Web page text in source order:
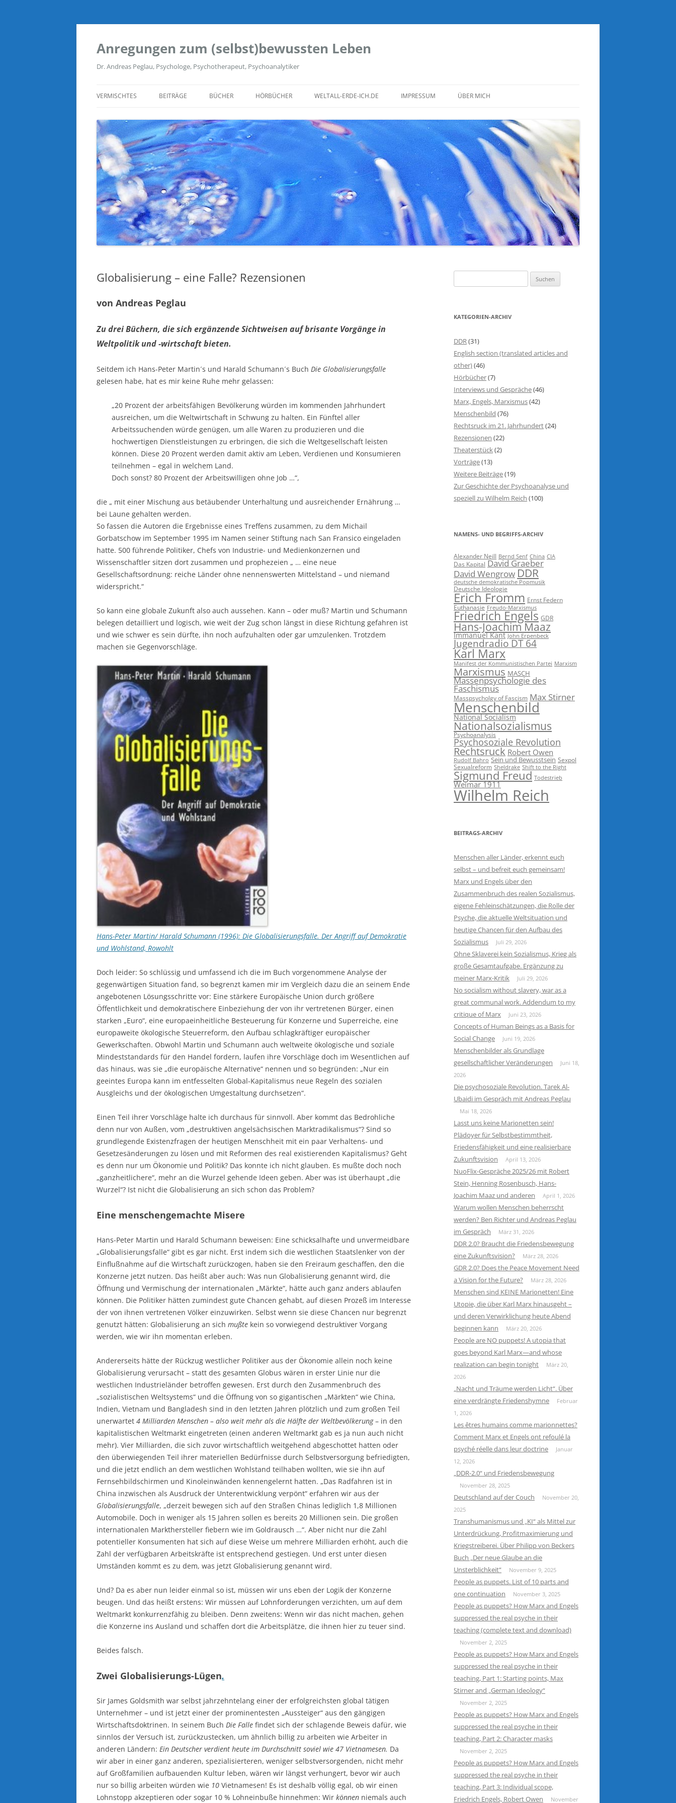
Zum
springen
Anregungen zum (selbst)bewussten Leben
Dr. Andreas Peglau, Psychologe, Psychotherapeut, Psychoanalytiker
VERMISCHTES BEITRÄGE BÜCHER HÖRBÜCHER WELTALL-ERDE-ICH.DE IMPRESSUM ÜBER MICH
Globalisierung – eine Falle? Rezensionen
von Andreas Peglau
Zu drei Büchern, die sich ergänzende Sichtweisen auf brisante Vorgänge in
Weltpolitik und -wirtschaft bieten.
Seitdem ich Hans-Peter Martin´s und Harald Schumann´s Buch Die Globalisierungsfalle
gelesen habe, hat es mir keine Ruhe mehr gelassen:
„20 Prozent der arbeitsfähigen Bevölkerung würden im kommenden Jahrhundert
ausreichen, um die Weltwirtschaft in Schwung zu halten. Ein Fünftel aller
Arbeitssuchenden würde genügen, um alle Waren zu produzieren und die
hochwertigen Dienstleistungen zu erbringen, die sich die Weltgesellschaft leisten
können. Diese 20 Prozent werden damit aktiv am Leben, Verdienen und Konsumieren
teilnehmen – egal in welchem Land.
Doch sonst? 80 Prozent der Arbeitswilligen ohne Job …“,
die „ mit einer Mischung aus betäubender Unterhaltung und ausreichender Ernährung …
bei Laune gehalten werden.
So fassen die Autoren die Ergebnisse eines Treffens zusammen, zu dem Michail
Gorbatschow im September 1995 im Namen seiner Stiftung nach San Fransico eingeladen
hatte. 500 führende Politiker, Chefs von Industrie- und Medienkonzernen und
Wissenschaftler sitzen dort zusammen und prophezeien „ … eine neue
Gesellschaftsordnung: reiche Länder ohne nennenswerten Mittelstand – und niemand
widerspricht.“
So kann eine globale Zukunft also auch aussehen. Kann – oder muß? Martin und Schumann
belegen detailliert und logisch, wie weit der Zug schon längst in diese Richtung gefahren ist
und wie schwer es sein dürfte, ihn noch aufzuhalten oder gar umzulenken. Trotzdem
machen sie Gegenvorschläge.
Hans-Peter Martin/ Harald Schumann (1996): Die Globalisierungsfalle. Der Angriff auf Demokratie
und Wohlstand, Rowohlt
Doch leider: So schlüssig und umfassend ich die im Buch vorgenommene Analyse der
gegenwärtigen Situation fand, so begrenzt kamen mir im Vergleich dazu die an seinem Ende
angebotenen Lösungsschritte vor: Eine stärkere Europäische Union durch größere
Öffentlichkeit und demokratischere Einbeziehung der von ihr vertretenen Bürger, einen
starken „Euro“, eine europaeinheitliche Besteuerung für Konzerne und Superreiche, eine
europaweite ökologische Steuerreform, den Aufbau schlagkräftiger europäischer
Gewerkschaften. Obwohl Martin und Schumann auch weltweite ökologische und soziale
Mindeststandards für den Handel fordern, laufen ihre Vorschläge doch im Wesentlichen auf
das hinaus, was sie „die europäische Alternative“ nennen und so begründen: „Nur ein
geeintes Europa kann im entfesselten Global-Kapitalismus neue Regeln des sozialen
Ausgleichs und der ökologischen Umgestaltung durchsetzen“.
Einen Teil ihrer Vorschläge halte ich durchaus für sinnvoll. Aber kommt das Bedrohliche
denn nur von Außen, vom „destruktiven angelsächsischen Marktradikalismus“? Sind so
grundlegende Existenzfragen der heutigen Menschheit mit ein paar Verhaltens- und
Gesetzesänderungen zu lösen und mit Reformen des real existierenden Kapitalismus? Geht
es denn nur um Ökonomie und Politik? Das konnte ich nicht glauben. Es mußte doch noch
„ganzheitlichere“, mehr an die Wurzel gehende Ideen geben. Aber was ist überhaupt „die
Wurzel“? Ist nicht die Globalisierung an sich schon das Problem?
Eine menschengemachte Misere
Hans-Peter Martin und Harald Schumann beweisen: Eine schicksalhafte und unvermeidbare
„Globalisierungsfalle“ gibt es gar nicht. Erst indem sich die westlichen Staatslenker von der
Einflußnahme auf die Wirtschaft zurückzogen, haben sie den Freiraum geschaffen, den die
Konzerne jetzt nutzen. Das heißt aber auch: Was nun Globalisierung genannt wird, die
Öffnung und Vermischung der internationalen „Märkte“, hätte auch ganz anders ablaufen
können. Die Politiker hätten zumindest gute Chancen gehabt, auf diesen Prozeß im Interesse
der von ihnen vertretenen Völker einzuwirken. Selbst wenn sie diese Chancen nur begrenzt
genutzt hätten: Globalisierung an sich mußte kein so vorwiegend destruktiver Vorgang
werden, wie wir ihn momentan erleben.
Andererseits hätte der Rückzug westlicher Politiker aus der Ökonomie allein noch keine
Globalisierung verursacht – statt des gesamten Globus wären in erster Linie nur die
westlichen Industrieländer betroffen gewesen. Erst durch den Zusammenbruch des
„sozialistischen Weltsystems“ und die Öffnung von so gigantischen „Märkten“ wie China,
Indien, Vietnam und Bangladesh sind in den letzten Jahren plötzlich und zum großen Teil
unerwartet 4 Milliarden Menschen – also weit mehr als die Hälfte der Weltbevölkerung– in den
kapitalistischen Weltmarkt eingetreten (einen anderen Weltmarkt gab es ja nun auch nicht
mehr). Vier Milliarden, die sich zuvor wirtschaftlich weitgehend abgeschottet hatten oder
den überwiegenden Teil ihrer materiellen Bedürfnisse durch Selbstversorgung befriedigten,
und die jetzt endlich an dem westlichen Wohlstand teilhaben wollten, wie sie ihn auf
Fernsehbildschirmen und Kinoleinwänden kennengelernt hatten. „Das Radfahren ist in
China inzwischen als Ausdruck der Unterentwicklung verpönt“ erfahren wir aus der
Globalisierungsfalle, „derzeit bewegen sich auf den Straßen Chinas lediglich 1,8 Millionen
Automobile. Doch in weniger als 15 Jahren sollen es bereits 20 Millionen sein. Die großen
internationalen Markthersteller fiebern wie im Goldrausch …“. Aber nicht nur die Zahl
potentieller Konsumenten hat sich auf diese Weise um mehrere Milliarden erhöht, auch die
Zahl der verfügbaren Arbeitskräfte ist entsprechend gestiegen. Und erst unter diesen
Umständen kommt es zu dem, was jetzt Globalisierung genannt wird.
Und? Da es aber nun leider einmal so ist, müssen wir uns eben der Logik der Konzerne
beugen. Und das heißt erstens: Wir müssen auf Lohnforderungen verzichten, um auf dem
Weltmarkt konkurrenzfähig zu bleiben. Denn zweitens: Wenn wir das nicht machen, gehen
die Konzerne ins Ausland und schaffen dort die Arbeitsplätze, die ihnen hier zu teuer sind.
Beides falsch.
Zwei Globalisierungs-Lügen.
Sir James Goldsmith war selbst jahrzehntelang einer der erfolgreichsten global tätigen
Unternehmer – und ist jetzt einer der prominentesten „Aussteiger“ aus den gängigen
Wirtschaftsdoktrinen. In seinem Buch Die Falle findet sich der schlagende Beweis dafür, wie
sinnlos der Versuch ist, zurückzustecken, um ähnlich billig zu arbeiten wie Arbeiter in
anderen Ländern: Ein Deutscher verdient heute im Durchschnitt soviel wie 47 Vietnamesen. Da
wir aber in einer ganz anderen, spezialisierteren, weniger selbstversorgenden, nicht mehr
auf Großfamilien aufbauenden Kultur leben, wären wir längst verhungert, bevor wir auch
nur so billig arbeiten würden wie 10 Vietnamesen! Es ist deshalb völlig egal, ob wir einen
Lohnstopp akzeptieren oder sogar 10 % Lohneinbuße hinnehmen: Wir können niemals auch
u
h
n
n
c
h
:
KATEGORIEN-ARCHIV
DDR(31)
English section (translated articles and
other)(46)
Hörbücher(7)
Interviews und Gespräche(46)
Marx, Engels, Marxismus(42)
Menschenbild (76)
Rechtsruck im 21. Jahrhundert(24)
Rezensionen (22)
Theaterstück(2)
Vorträge(13)
Weitere Beiträge(19)
Zur Geschichte der Psychoanalyse und
speziell zu Wilhelm Reich (100)
NAMENS- UND BEGRIFFS-ARCHIV
Alexander Neill Bernd Senf China CIA
Das Kapital David Graeber
David Wengrow DDR
deutsche demokratische Popmusik
Deutsche Ideologie
Erich Fromm Ernst Federn
Euthanasie Freudo-Marxismus
Friedrich Engels GDR
Hans-Joachim Maaz
Immanuel Kant John Erpenbeck
Jugendradio DT 64
Karl Marx
Manifest der Kommunistischen Partei Marxism
Marxismus MASCH
Massenpsychologie des
Faschismus
Masspsycholgy of Fascism Max Stirner
Menschenbild
National Socialism
Nationalsozialismus
Psychoanalysis
Psychosoziale Revolution
Rechtsruck Robert Owen
Rudolf Bahro Sein und Bewusstsein Sexpol
Sexualreform Sheldrake Shift to the Right
Sigmund Freud Todestrieb
Weimar 1911
Wilhelm Reich
BEITRAGS-ARCHIV
Menschen aller Länder, erkennt euch
selbst – und befreit euch gemeinsam!
Marx und Engels über den
Zusammenbruch des realen Sozialismus,
eigene Fehleinschätzungen, die Rolle der
Psyche, die aktuelle Weltsituation und
heutige Chancen für den Aufbau des
Sozialismus
Juli 29, 2026
Ohne Sklaverei kein Sozialismus, Krieg als
große Gesamtaufgabe. Ergänzung zu
meiner Marx-Kritik
Juli 29, 2026
No socialism without slavery, war as a
great communal work. Addendum to my
critique of Marx
Juni 23, 2026
Concepts of Human Beings as a Basis for
Social Change
Juni 19, 2026
Menschenbilder als Grundlage
gesellschaftlicher Veränderungen
Juni 18,
2026
Die psychosoziale Revolution. Tarek Al-
Ubaidi im Gespräch mit Andreas Peglau
Mai 18, 2026
Lasst uns keine Marionetten sein!
Plädoyer für Selbstbestimmtheit,
Friedensfähigkeit und eine realisierbare
Zukunftsvision
April 13, 2026
NuoFlix-Gespräche 2025/26 mit Robert
Stein, Henning Rosenbusch, Hans-
Joachim Maaz und anderen
April 1, 2026
Warum wollen Menschen beherrscht
werden? Ben Richter und Andreas Peglau
im Gespräch
März 31, 2026
DDR 2.0? Braucht die Friedensbewegung
eine Zukunftsvision?
März 28, 2026
GDR 2.0? Does the Peace Movement Need
a Vision for the Future?
März 28, 2026
Menschen sind KEINE Marionetten! Eine
Utopie, die über Karl Marx hinausgeht –
und deren Verwirklichung heute Abend
beginnen kann
März 20, 2026
People are NO puppets! A utopia that
goes beyond Karl Marx—and whose
realization can begin tonight
März 20,
2026
„Nacht und Träume werden Licht“. Über
eine verdrängte Friedenshymne
Februar
1, 2026
Les êtres humains comme marionnettes?
Comment Marx et Engels ont refoulé la
psyché réelle dans leur doctrine
Januar
12, 2026
„DDR-2.0“ und Friedensbewegung
November 28, 2025
Deutschland auf der Couch
November 20,
2025
Transhumanismus und „KI“ als Mittel zur
Unterdrückung, Profitmaximierung und
Kriegstreiberei. Über Philipp von Beckers
Buch „Der neue Glaube an die
Unsterblichkeit“
November 9, 2025
People as puppets. List of 10 parts and
one continuation
November 3, 2025
People as puppets? How Marx and Engels
suppressed the real psyche in their
teaching (complete text and download)
November 2, 2025
People as puppets? How Marx and Engels
suppressed the real psyche in their
teaching, Part 1: Starting points, Max
Stirner and „German Ideology“
November 2, 2025
People as puppets? How Marx and Engels
suppressed the real psyche in their
teaching, Part 2: Character masks
November 2, 2025
People as puppets? How Marx and Engels
suppressed the real psyche in their
teaching, Part 3: Individual scope,
Friedrich Engels, Robert Owen
November